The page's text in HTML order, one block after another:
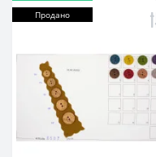
Продано